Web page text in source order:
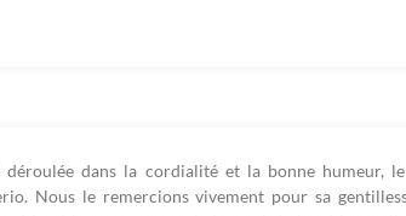
déroulée dans la cordialité et la bonne humeur,
Nous le remercions vivement pour sa